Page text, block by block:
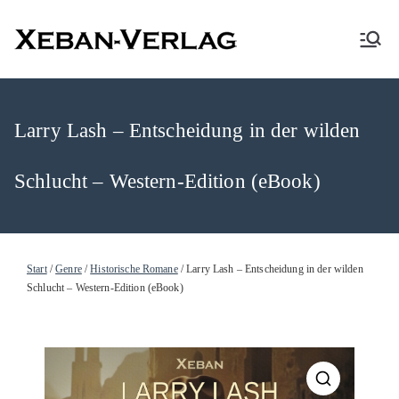
XEBAN-Verlag
Larry Lash – Entscheidung in der wilden
Schlucht – Western-Edition (eBook)
Start/Genre/Historische Romane/ Larry Lash – Entscheidung in der wilden
Schlucht – Western-Edition (eBook)